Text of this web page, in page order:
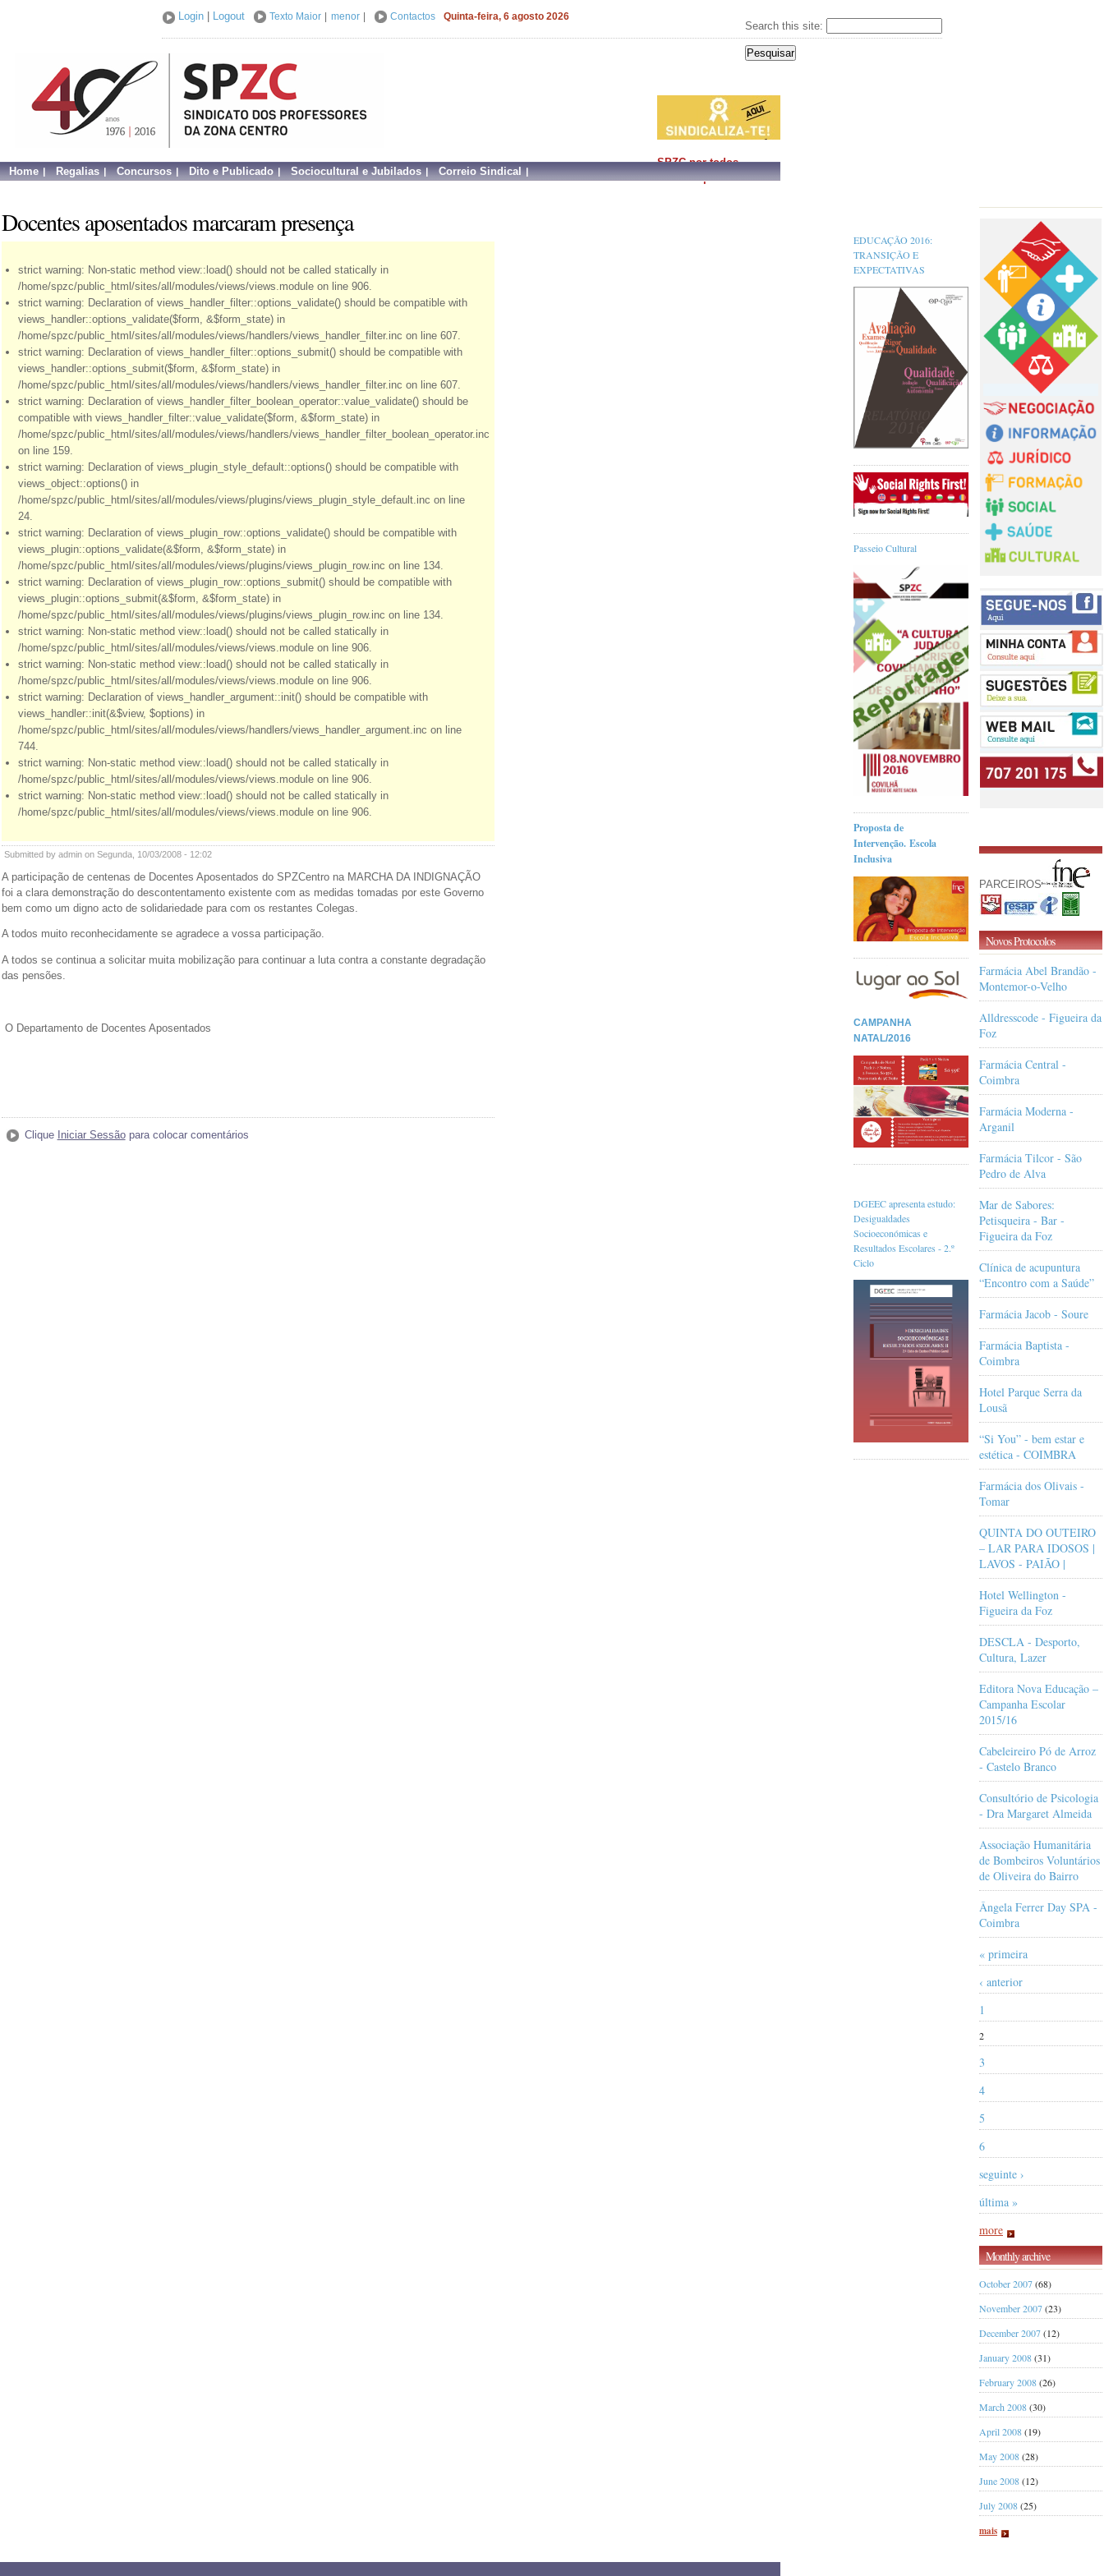
Login Logout Texto Maior menor Contactos Quinta-feira, 6 agosto 2026
Search this site:
SPZC por todos,
Home Regalias Concursos Dito e Publicado Sociocultural e Jubilados Correio Sindical
Docentes aposentados marcaram presença
strict warning: Non-static method view::load() should not be called statically in
/home/spzc/public_html/sites/all/modules/views/views.module on line 906.
strict warning: Declaration of views_handler_filter::options_validate() should be compatible with
views_handler::options_validate($form, &$form_state) in
/home/spzc/public_html/sites/all/modules/views/handlers/views_handler_filter.inc on line 607.
strict warning: Declaration of views_handler_filter::options_submit() should be compatible with
views_handler::options_submit($form, &$form_state) in
/home/spzc/public_html/sites/all/modules/views/handlers/views_handler_filter.inc on line 607.
strict warning: Declaration of views_handler_filter_boolean_operator::value_validate() should be
compatible with views_handler_filter::value_validate($form, &$form_state) in
/home/spzc/public_html/sites/all/modules/views/handlers/views_handler_filter_boolean_operator.inc
on line 159.
strict warning: Declaration of views_plugin_style_default::options() should be compatible with
views_object::options() in
/home/spzc/public_html/sites/all/modules/views/plugins/views_plugin_style_default.inc on line
24.
strict warning: Declaration of views_plugin_row::options_validate() should be compatible with
views_plugin::options_validate(&$form, &$form_state) in
/home/spzc/public_html/sites/all/modules/views/plugins/views_plugin_row.inc on line 134.
strict warning: Declaration of views_plugin_row::options_submit() should be compatible with
views_plugin::options_submit(&$form, &$form_state) in
/home/spzc/public_html/sites/all/modules/views/plugins/views_plugin_row.inc on line 134.
strict warning: Non-static method view::load() should not be called statically in
/home/spzc/public_html/sites/all/modules/views/views.module on line 906.
strict warning: Non-static method view::load() should not be called statically in
/home/spzc/public_html/sites/all/modules/views/views.module on line 906.
strict warning: Declaration of views_handler_argument::init() should be compatible with
views_handler::init(&$view, $options) in
/home/spzc/public_html/sites/all/modules/views/handlers/views_handler_argument.inc on line
744.
strict warning: Non-static method view::load() should not be called statically in
/home/spzc/public_html/sites/all/modules/views/views.module on line 906.
strict warning: Non-static method view::load() should not be called statically in
/home/spzc/public_html/sites/all/modules/views/views.module on line 906.
Submitted by admin on Segunda, 10/03/2008 - 12:02
A participação de centenas de Docentes Aposentados do SPZCentro na MARCHA DA INDIGNAÇÃO
foi a clara demonstração do descontentamento existente com as medidas tomadas por este Governo
bem como um digno acto de solidariedade para com os restantes Colegas.
A todos muito reconhecidamente se agradece a vossa participação.
A todos se continua a solicitar muita mobilização para continuar a luta contra a constante degradação
das pensões.
O Departamento de Docentes Aposentados
Clique Iniciar Sessãopara colocar comentários
EDUCAÇÃO 2016:
TRANSIÇÃO E
EXPECTATIVAS
Passeio Cultural
Proposta de
Intervenção. Escola
Inclusiva
CAMPANHA
NATAL/2016
DGEEC apresenta estudo:
Desigualdades
Socioeconómicas e
Resultados Escolares - 2.º
Ciclo
PARCEIROS
Novos Protocolos
Farmácia Abel Brandão -
Montemor-o-Velho
Alldresscode - Figueira da
Foz
Farmácia Central -
Coimbra
Farmácia Moderna -
Arganil
Farmácia Tilcor - São
Pedro de Alva
Mar de Sabores:
Petisqueira - Bar -
Figueira da Foz
Clínica de acupuntura
“Encontro com a Saúde”
Farmácia Jacob - Soure
Farmácia Baptista -
Coimbra
Hotel Parque Serra da
Lousã
“Si You” - bem estar e
estética - COIMBRA
Farmácia dos Olivais -
Tomar
QUINTA DO OUTEIRO
– LAR PARA IDOSOS |
LAVOS - PAIÃO |
Hotel Wellington -
Figueira da Foz
DESCLA - Desporto,
Cultura, Lazer
Editora Nova Educação –
Campanha Escolar
2015/16
Cabeleireiro Pó de Arroz
- Castelo Branco
Consultório de Psicologia
- Dra Margaret Almeida
Associação Humanitária
de Bombeiros Voluntários
de Oliveira do Bairro
Ângela Ferrer Day SPA -
Coimbra
« primeira
‹ anterior
1
2
3
4
5
6
seguinte ›
última »
more
Monthly archive
October 2007(68)
November 2007(23)
December 2007(12)
January 2008(31)
February 2008(26)
March 2008(30)
April 2008(19)
May 2008(28)
June 2008(12)
July 2008(25)
mais